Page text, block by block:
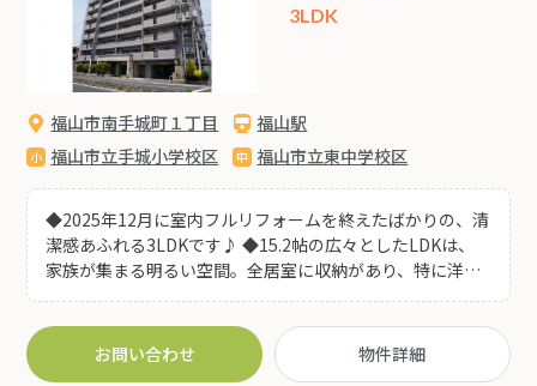
3LDK
福山市南手城町１丁目
福山駅
福山市立手城小学校区
福山市立東中学校区
◆2025年12月に室内フルリフォームを終えたばかりの、清
潔感あふれる3LDKです♪ ◆15.2帖の広々としたLDKは、
家族が集まる明るい空間。全居室に収納があり、特に洋室
13分、ファミリーマートまで徒歩約4分と買い物も便利な
立地です(^^♪
お問い合わせ 物件詳細